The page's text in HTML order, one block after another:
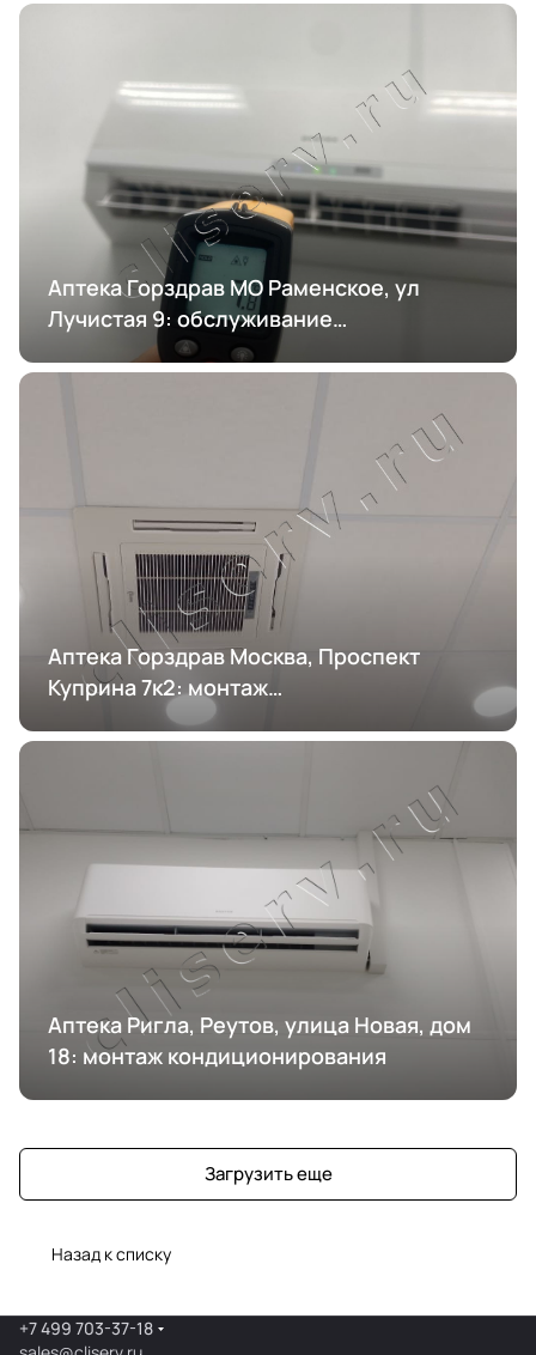
Аптека Горздрав МО Раменское, ул
Лучистая 9: обслуживание
кондиционирования
Аптека Горздрав Москва, Проспект
Куприна 7к2: монтаж
кондиционирования
Аптека Ригла, Реутов, улица Новая, дом
18: монтаж кондиционирования
Загрузить еще
Назад к списку
+7 499 703-37-18